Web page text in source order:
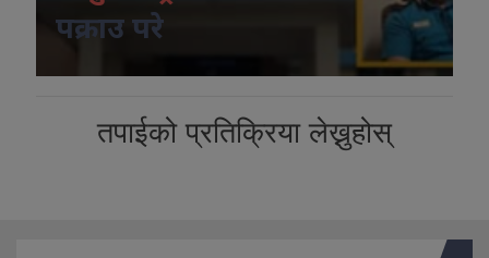
पक्राउ परे
तपाईको प्रतिक्रिया लेख्नुहोस्